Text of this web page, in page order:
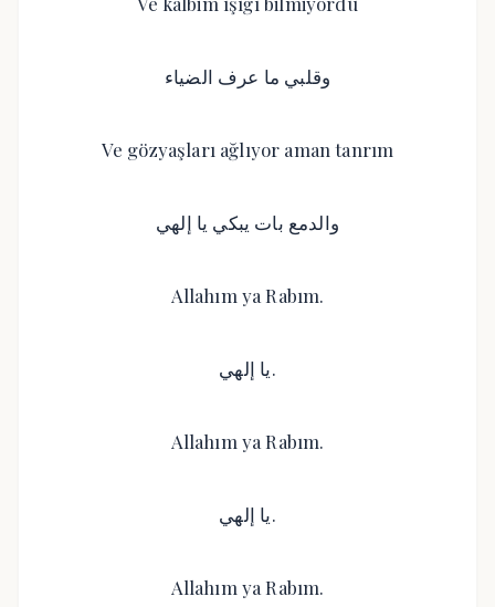
وقلبي ما عرف الضياء
Ve gözyaşları ağlıyor aman tanrım
والدمع بات يبكي يا إلهي
Allahım ya Rabım.
يا إلهي.
Allahım ya Rabım.
يا إلهي.
Allahım ya Rabım.